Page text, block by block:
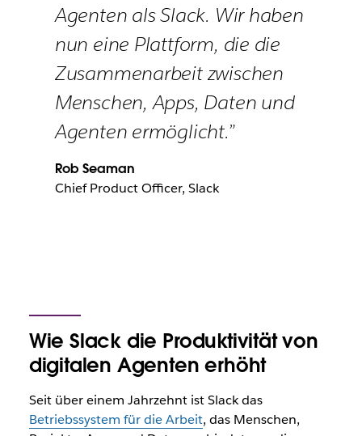
Agenten als Slack. Wir haben
nun eine Plattform, die die
Zusammenarbeit zwischen
Menschen, Apps, Daten und
Agenten ermöglicht.”
Rob Seaman
Chief Product Officer, Slack
Wie Slack die Produktivität von
digitalen Agenten erhöht
Seit über einem Jahrzehnt ist Slack das
Betriebssystem für die Arbeit, das Menschen,